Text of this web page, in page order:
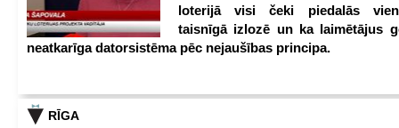
loterijā visi čeki piedalās
taisnīgā izlozē un ka laimētājus
neatkarīga datorsistēma pēc nejaušības principa.
RĪGA